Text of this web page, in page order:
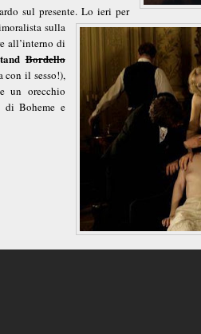
sul presente. Lo ieri per
sulla
all’interno di
Bordello
con il sesso!),
un orecchio
di Boheme e